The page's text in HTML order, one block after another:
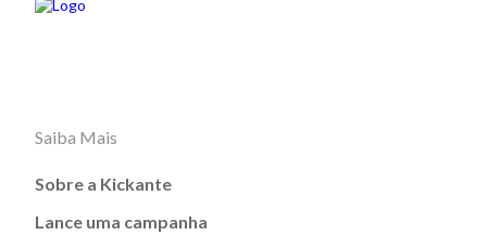
Saiba Mais
Sobre a Kickante
Lance uma campanha